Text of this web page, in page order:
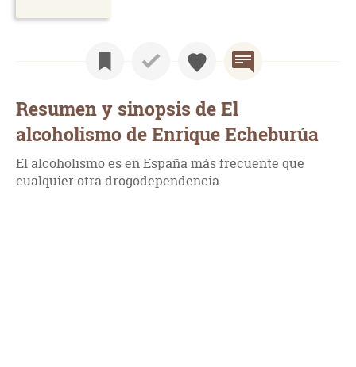
Resumen y sinopsis de El
alcoholismo de Enrique Echeburúa
El alcoholismo es en España más frecuente que
cualquier otra drogodependencia.